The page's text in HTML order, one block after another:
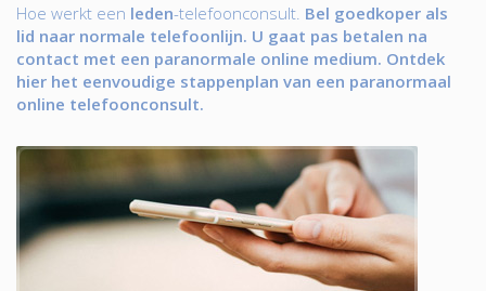
Hoe werkt een leden-telefoonconsult. Bel goedkoper als
lid naar normale telefoonlijn. U gaat pas betalen na
contact met een paranormale online medium. Ontdek
hier het eenvoudige stappenplan van een paranormaal
online telefoonconsult.